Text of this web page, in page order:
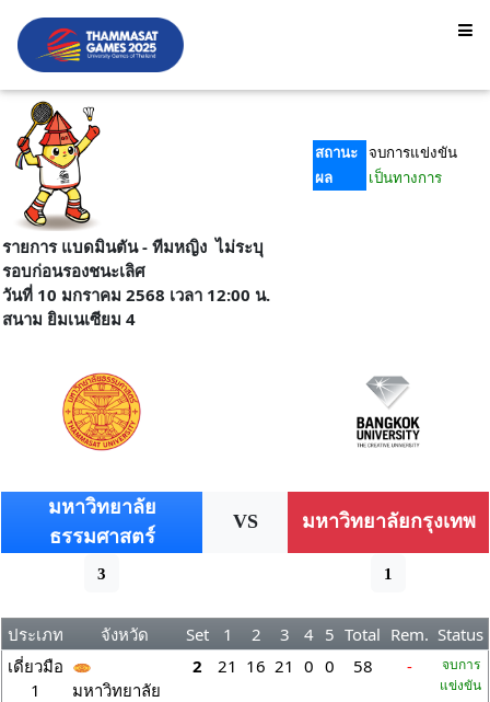
สถานะ
จบการแข่งขัน
ผล
เป็นทางการ
รายการ แบดมินตัน - ทีมหญิง ไม่ระบุ
รอบก่อนรองชนะเลิศ
วันที่ 10 มกราคม 2568 เวลา 12:00 น.
สนาม ยิมเนเซียม 4
มหาวิทยาลัย
ธรรมศาสตร์
VS มหาวิทยาลัยกรุงเทพ
3 1
ประเภท จังหวัด Set 1 2 3 4 5 Total Rem. Status
เดี่ยวมือ
1
มหาวิทยาลัย
2 21 16 21 0 0 58 -
จบการ
แข่งขัน